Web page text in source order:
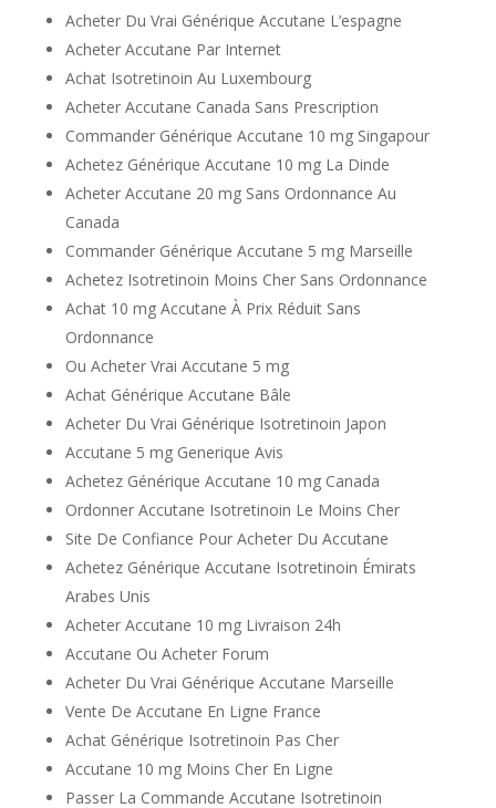
Acheter Du Vrai Générique Accutane L’espagne
Acheter Accutane Par Internet
Achat Isotretinoin Au Luxembourg
Acheter Accutane Canada Sans Prescription
Commander Générique Accutane 10 mg Singapour
Achetez Générique Accutane 10 mg La Dinde
Acheter Accutane 20 mg Sans Ordonnance Au
Canada
Commander Générique Accutane 5 mg Marseille
Achetez Isotretinoin Moins Cher Sans Ordonnance
Achat 10 mg Accutane À Prix Réduit Sans
Ordonnance
Ou Acheter Vrai Accutane 5 mg
Achat Générique Accutane Bâle
Acheter Du Vrai Générique Isotretinoin Japon
Accutane 5 mg Generique Avis
Achetez Générique Accutane 10 mg Canada
Ordonner Accutane Isotretinoin Le Moins Cher
Site De Confiance Pour Acheter Du Accutane
Achetez Générique Accutane Isotretinoin Émirats
Arabes Unis
Acheter Accutane 10 mg Livraison 24h
Accutane Ou Acheter Forum
Acheter Du Vrai Générique Accutane Marseille
Vente De Accutane En Ligne France
Achat Générique Isotretinoin Pas Cher
Accutane 10 mg Moins Cher En Ligne
Passer La Commande Accutane Isotretinoin